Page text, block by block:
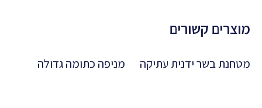
מוצרים קשורים
מטחנת בשר ידנית עתיקה מניפה כתומה גדולה